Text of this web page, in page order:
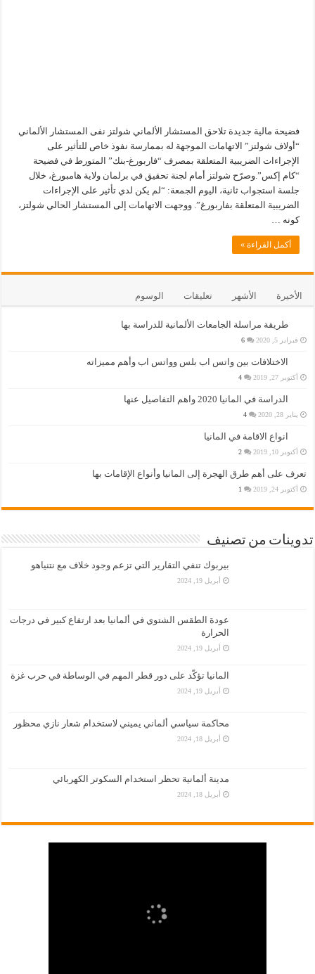
فضيحة مالية جديدة تلاحق المستشار الألماني شولتز نفى المستشار الألماني
“أولاف شولتز” الاتهامات الموجهة له بممارسة نفوذ خاص للتأثير على
الإجراءات الضريبية المتعلقة بمصرف “فاربورغ-بنك” المتورط في فضيحة
“كام إكس”.وصرّح شولتز أمام لجنة تحقيق في برلمان ولاية هامبورغ، خلال
جلسة استجواب ثانية، اليوم الجمعة: “لم يكن لدي تأثير على الإجراءات
الضريبية المتعلقة بفاربورغ”. ووجهت الاتهامات إلى المستشار الحالي شولتز،
كونه …
أكمل القراءة »
الأخيرة الأشهر تعليقات الوسوم
طريقة مراسلة الجامعات الألمانية للدراسة بها
فبراير 5, 2020 6
الاختلافات بين واتس اب بلس وواتس اب وأهم مميزاته
أكتوبر 27, 2019 4
الدراسة في المانيا 2020 واهم التفاصيل عنها
يناير 28, 2020 4
انواع الاقامة في المانيا
أكتوبر 10, 2019 2
تعرف على أهم طرق الهجرة إلى المانيا وأنواع الإقامات بها
أكتوبر 24, 2019 1
تدوينات من تصنيف
بيربوك تنفي التقارير التي تزعم وجود خلاف مع نتنياهو
أبريل 19, 2024
عودة الطقس الشتوي في ألمانيا بعد ارتفاع كبير في درجات
الحرارة
أبريل 19, 2024
المانيا تؤكّد على دور قطر المهم في الوساطة في حرب غزة
أبريل 19, 2024
محاكمة سياسي ألماني يميني لاستخدام شعار نازي محظور
أبريل 18, 2024
مدينة ألمانية تحظر استخدام السكوتر الكهربائي
أبريل 18, 2024